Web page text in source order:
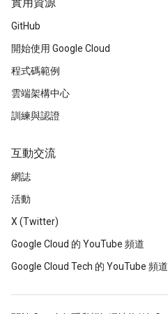
實用資源
GitHub
開始使用 Google Cloud
程式碼範例
雲端架構中心
訓練與認證
互動交流
網誌
活動
X (Twitter)
Google Cloud 的 YouTube 頻道
Google Cloud Tech 的 YouTube 頻道